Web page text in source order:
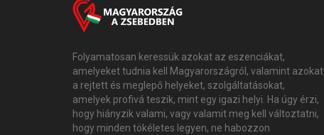
Folyamatosan keressük azokat az eszenciákat,
amelyeket tudnia kell Magyarországról, valamint azokat
a rejtett és meglepő helyeket, szolgáltatásokat,
amelyek profivá teszik, mint egy igazi helyi. Ha úgy érzi,
hogy hiányzik valami, vagy valamit meg kell változtatni,
hogy minden tökéletes legyen, ne habozzon